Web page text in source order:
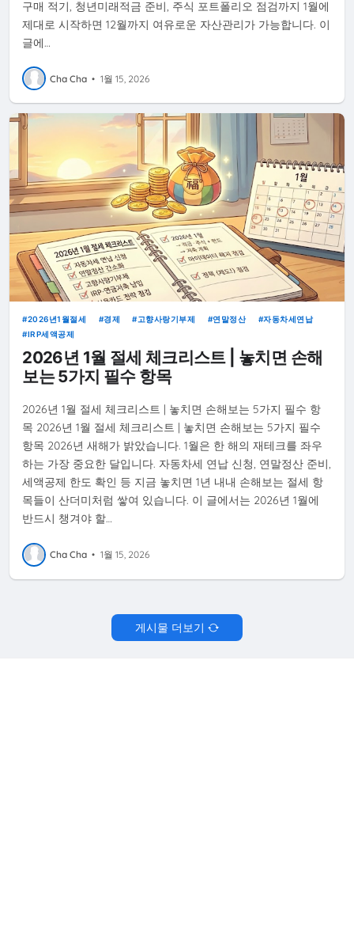
구매 적기, 청년미래적금 준비, 주식 포트폴리오 점검까지 1월에
제대로 시작하면 12월까지 여유로운 자산관리가 가능합니다. 이
글에…
Cha Cha • 1월 15, 2026
2026년1월절세 경제 고향사랑기부제 연말정산
자동차세연납
IRP세액공제
2026년 1월 절세 체크리스트 | 놓치면 손해
보는 5가지 필수 항목
2026년 1월 절세 체크리스트 | 놓치면 손해보는 5가지 필수 항
목 2026년 1월 절세 체크리스트 | 놓치면 손해보는 5가지 필수
항목 2026년 새해가 밝았습니다. 1월은 한 해의 재테크를 좌우
하는 가장 중요한 달입니다. 자동차세 연납 신청, 연말정산 준비,
세액공제 한도 확인 등 지금 놓치면 1년 내내 손해보는 절세 항
목들이 산더미처럼 쌓여 있습니다. 이 글에서는 2026년 1월에
반드시 챙겨야 할…
Cha Cha • 1월 15, 2026
게시물 더보기